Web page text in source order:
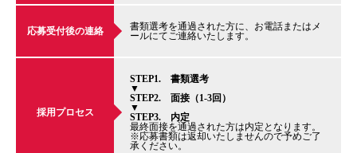
応募受付後の連絡
書類選考を通過された方に、お電話またはメ
ールにてご連絡いたします。
採用プロセス
STEP1. 書類選考
▼
STEP2. 面接（1-3回）
▼
STEP3. 内定
最終面接を通過された方は内定となります。
※応募書類は返却いたしませんので予めご了
承ください。